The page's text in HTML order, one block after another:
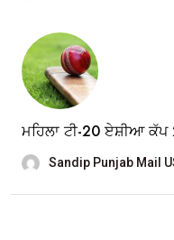
ਮਹਿਲਾ ਟੀ-20 ਏਸ਼ੀਆ
Sandip Punjab Mail